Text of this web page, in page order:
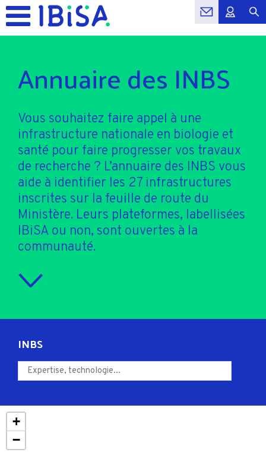
Annuaire des INBS
Vous souhaitez faire appel à une
infrastructure nationale en biologie et
santé pour faire progresser vos travaux
de recherche ? L’annuaire des INBS vous
aide à identifier les 27 infrastructures
inscrites sur la feuille de route du
Ministère. Leurs plateformes, labellisées
IBiSA ou non, sont ouvertes à la
communauté.
INBS
+
−